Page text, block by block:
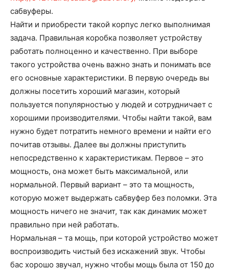
сабвуферы.
Найти и приобрести такой корпус легко выполнимая
задача. Правильная коробка позволяет устройству
работать полноценно и качественно. При выборе
такого устройства очень важно знать и понимать все
его основные характеристики. В первую очередь вы
должны посетить хороший магазин, который
пользуется популярностью у людей и сотрудничает с
хорошими производителями. Чтобы найти такой, вам
нужно будет потратить немного времени и найти его
почитав отзывы. Далее вы должны приступить
непосредственно к характеристикам. Первое – это
мощность, она может быть максимальной, или
нормальной. Первый вариант – это та мощность,
которую может выдержать сабвуфер без поломки. Эта
мощность ничего не значит, так как динамик может
правильно при ней работать.
Нормальная – та мощь, при которой устройство может
воспроизводить чистый без искажений звук. Чтобы
бас хорошо звучал, нужно чтобы мощь была от 150 до